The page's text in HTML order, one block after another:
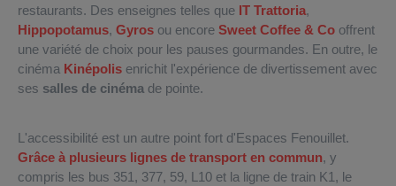
restaurants. Des enseignes telles que IT Trattoria,
Hippopotamus, Gyros ou encore Sweet Coffee & Co offrent
une variété de choix pour les pauses gourmandes. En outre, le
cinéma Kinépolis enrichit l'expérience de divertissement avec
ses salles de cinéma de pointe.
L'accessibilité est un autre point fort d'Espaces Fenouillet.
Grâce à plusieurs lignes de transport en commun, y
compris les bus 351, 377, 59, L10 et la ligne de train K1, le